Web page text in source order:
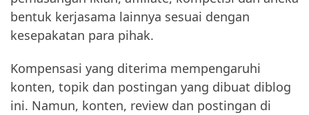
bentuk kerjasama lainnya sesuai dengan
kesepakatan para pihak.
Kompensasi yang diterima mempengaruhi
konten, topik dan postingan yang dibuat diblog
ini. Namun, konten, review dan postingan di